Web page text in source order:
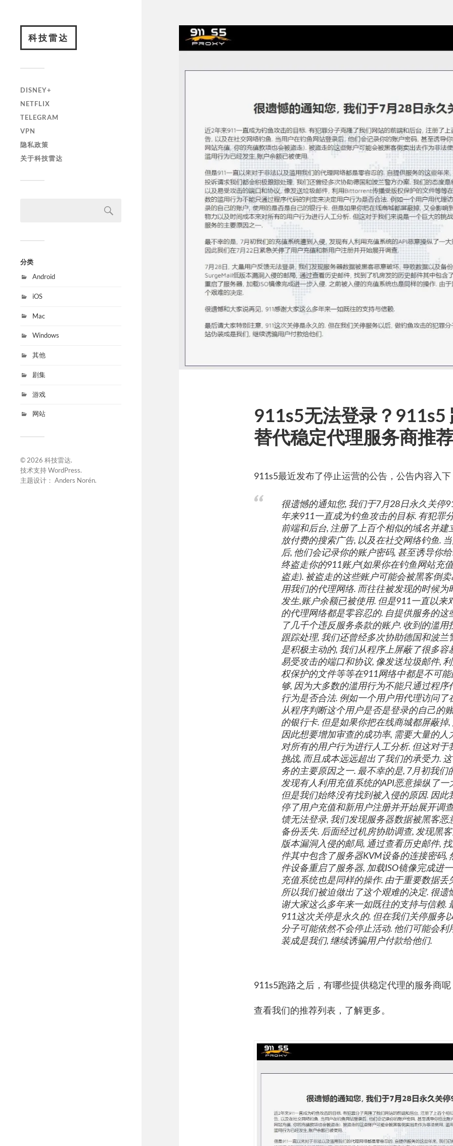
科技雷达
DISNEY+
NETFLIX
TELEGRAM
VPN
隐私政策
关于科技雷达
分类
Android
iOS
Mac
Windows
其他
剧集
游戏
网站
© 2026 科技雷达.
技术支持WordPress.
主题设计： Anders Norén.
911s5无法登录？911s5
替代稳定代理服务商推
911s5最近发布了停止运营的公告，公告内容入下
很遗憾的通知您, 我们于7月28日永久关停
年来911一直成为钓鱼攻击的目标. 有犯罪
前端和后台, 注册了上百个相似的域名并建
放付费的搜索广告, 以及在社交网络钓鱼.
后, 他们会记录你的账户密码, 甚至诱导你
终盗走你的911账户(如果你在钓鱼网站充
盗走). 被盗走的这些账户可能会被黑客倒
用我们的代理网络. 而往往被发现的时候为
发生,账户余额已被使用. 但是911一直以来
的代理网络都是零容忍的. 自提供服务的这
了几千个违反服务条款的账户. 收到的滥
跟踪处理, 我们还曾经多次协助德国和波兰
是积极主动的, 我们从程序上屏蔽了很多
易受攻击的端口和协议, 像发送垃圾邮件,
权保护的文件等等在911网络中都是不可
够, 因为大多数的滥用行为不能只通过程
行为是否合法. 例如一个用户用代理访问了
从程序判断这个用户是否是登录的自己的
的银行卡. 但是如果你把在线商城都屏蔽掉
因此想要增加审查的成功率, 需要大量的
对所有的用户行为进行人工分析. 但这对
挑战, 而且成本远远超出了我们的承受力.
务的主要原因之一. 最不幸的是, 7月初我们
发现有人利用充值系统的API恶意操纵了
但是我们始终没有找到被入侵的原因. 因
停了用户充值和新用户注册并开始展开调
馈无法登录, 我们发现服务器数据被黑客恶
备份丢失. 后面经过机房协助调查, 发现黑
版本漏洞入侵的邮局, 通过查看历史邮件,
件其中包含了服务器KVM设备的连接密码,
件设备重启了服务器, 加载ISO镜像完成进
充值系统也是同样的操作. 由于重要数据
所以我们被迫做出了这个艰难的决定. 很遗
谢大家这么多年来一如既往的支持与信赖.
911这次关停是永久的. 但在我们关停服务
分子可能依然不会停止活动. 他们可能会
装成是我们, 继续诱骗用户付款给他们.
911s5跑路之后，有哪些提供稳定代理的服务商呢
查看我们的推荐列表，了解更多。